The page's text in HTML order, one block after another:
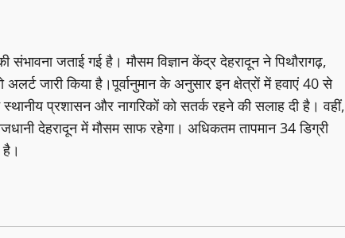
जताई गई है। मौसम विज्ञान केंद्र देहरादून ने पिथौरागढ़,
जारी किया है।पूर्वानुमान के अनुसार इन क्षेत्रों में हवाएं 40 से
प्रशासन और नागरिकों को सतर्क रहने की सलाह दी है। वहीं,
देहरादून में मौसम साफ रहेगा। अधिकतम तापमान 34 डिग्री